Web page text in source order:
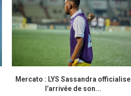
Mercato : LYS Sassandra officialise
l’arrivée de son...